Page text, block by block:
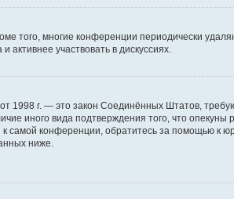
того, многие конференции периодически
участвовать в дискуссиях.
1998 г. — это закон Соединённых Штатов,
иного вида подтверждения того, что
конференции, обратитесь за помощью к
ниже.